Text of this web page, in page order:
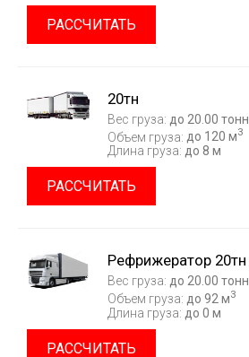
РАССЧИТАТЬ
20тн
Вес груза: до 20.00 тонн
Объем груза: до 120 м3
Длина груза: до 8 м
РАССЧИТАТЬ
Рефрижератор 20тн
Вес груза: до 20.00 тонн
Объем груза: до 92 м3
Длина груза: до 0 м
РАССЧИТАТЬ